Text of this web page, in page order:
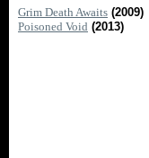
Grim Death Awaits (2009)
Poisoned Void (2013)